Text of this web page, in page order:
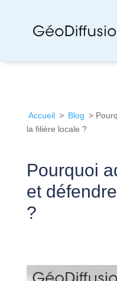
Accueil > Blog >
la filière locale ?
Pourquoi
et
?